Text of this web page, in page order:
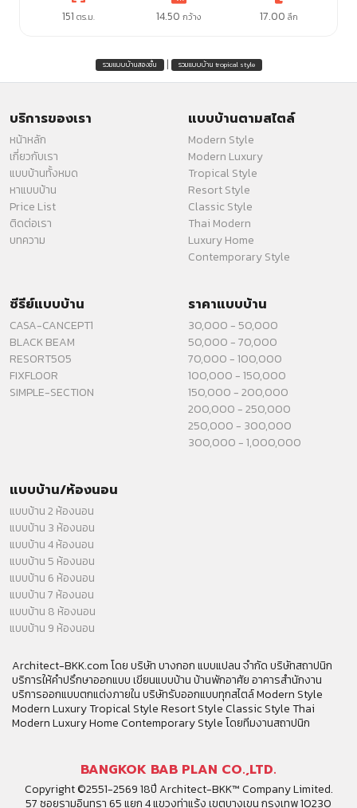
151 ตร.ม. 14.50 กว้าง 17.00 ลึก
รวมแบบบ้านสองชั้น | รวมแบบบ้าน tropical style
บริการของเรา
หน้าหลัก
เกี่ยวกับเรา
แบบบ้านทั้งหมด
หาแบบบ้าน
Price List
ติดต่อเรา
บทความ
แบบบ้านตามสไตล์
Modern Style
Modern Luxury
Tropical Style
Resort Style
Classic Style
Thai Modern
Luxury Home
Contemporary Style
ซีรีย์แบบบ้าน
CASA-CANCEPT1
BLACK BEAM
RESORT505
FIXFLOOR
SIMPLE-SECTION
ราคาแบบบ้าน
30,000 - 50,000
50,000 - 70,000
70,000 - 100,000
100,000 - 150,000
150,000 - 200,000
200,000 - 250,000
250,000 - 300,000
300,000 - 1,000,000
แบบบ้าน/ห้องนอน
แบบบ้าน 2 ห้องนอน
แบบบ้าน 3 ห้องนอน
แบบบ้าน 4 ห้องนอน
แบบบ้าน 5 ห้องนอน
แบบบ้าน 6 ห้องนอน
แบบบ้าน 7 ห้องนอน
แบบบ้าน 8 ห้องนอน
แบบบ้าน 9 ห้องนอน
Architect-BKK.com โดย บริษัท บางกอก แบบแปลน จำกัด บริษัทสถาปนิก
บริการให้คำปรึกษาออกแบบ เขียนแบบบ้าน บ้านพักอาศัย อาคารสำนักงาน
บริการออกแบบตกแต่งภายใน บริษัทรับออกแบบทุกสไตล์ Modern Style
Modern Luxury Tropical Style Resort Style Classic Style Thai
Modern Luxury Home Contemporary Style โดยทีมงานสถาปนิก
BANGKOK BAB PLAN CO.,LTD.
Copyright ©2551-2569 18ปี Architect-BKK™ Company Limited.
57 ซอยรามอินทรา 65 แยก 4 แขวงท่าแร้ง เขตบางเขน กรุงเทพ 10230